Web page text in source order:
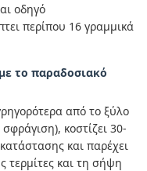
οδηγό
περίπου 16 γραμμικά
το παραδοσιακό
από το ξύλο
κοστίζει 30-
και παρέχει
τερμίτες και τη σήψη